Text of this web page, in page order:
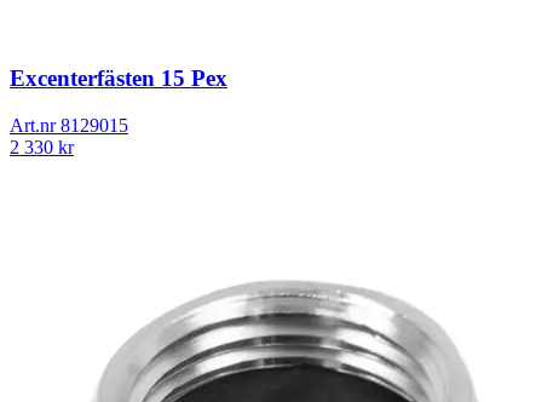
Excenterfästen 15 Pex
Art.nr8129015
2 330 kr